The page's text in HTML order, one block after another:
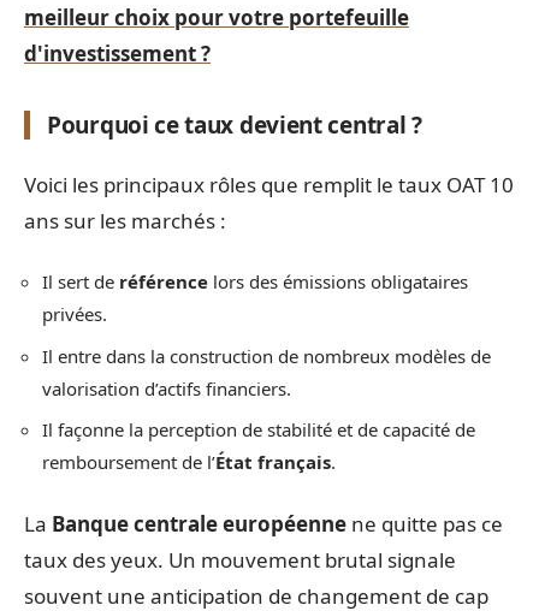
meilleur choix pour votre portefeuille
d'investissement ?
Pourquoi ce taux devient central ?
Voici les principaux rôles que remplit le taux OAT 10
ans sur les marchés :
Il sert de référence lors des émissions obligataires
privées.
Il entre dans la construction de nombreux modèles de
valorisation d’actifs financiers.
Il façonne la perception de stabilité et de capacité de
remboursement de l’État français.
La Banque centrale européenne ne quitte pas ce
taux des yeux. Un mouvement brutal signale
souvent une anticipation de changement de cap